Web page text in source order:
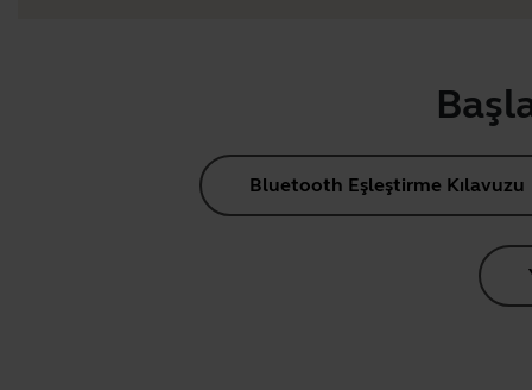
Bluetooth Eşleştirme Kılavuzu